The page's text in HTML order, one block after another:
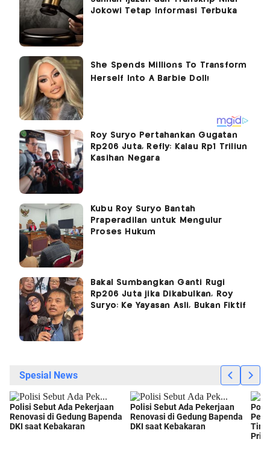
Jokowi Tetap Informasi Terbuka
Roy Suryo Pertahankan Gugatan
Rp206 Juta, Refly: Kalau Rp1 Triliun
Kasihan Negara
Kubu Roy Suryo Bantah
Praperadilan untuk Mengulur
Proses Hukum
Bakal Sumbangkan Ganti Rugi
Rp206 Juta jika Dikabulkan, Roy
Suryo: Ke Yayasan Asli, Bukan Fiktif